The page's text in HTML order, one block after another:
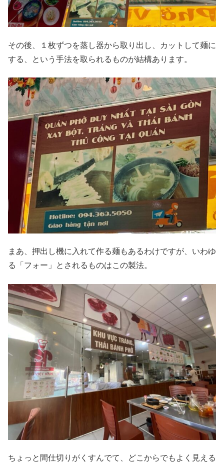
その後、１枚ずつを蒸し器から取り出し、カットして麺に
する、という手法を取られるものが結構あります。
まあ、押出し機に入れて作る麺もあるわけですが、いわゆ
る「フォー」とされるものはこの製法。
ちょっと間仕切りがくすんでて、どこからでもよく見える